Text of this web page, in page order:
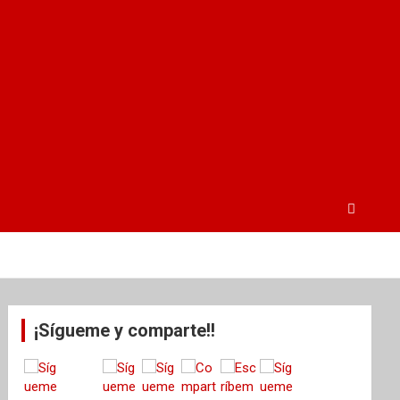
¡Sígueme y comparte!!